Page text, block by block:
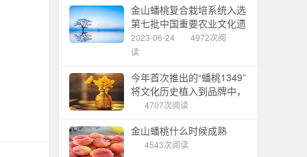
金山蟠桃复合栽培系统入选
第七批中国重要农业文化遗
产
2023-06-24
4972次阅
读
今年首次推出的“蟠桃1349”
将文化历史植入到品牌中，
金山蟠桃节拉开帷幕
4707次阅读
金山蟠桃什么时候成熟
4543次阅读